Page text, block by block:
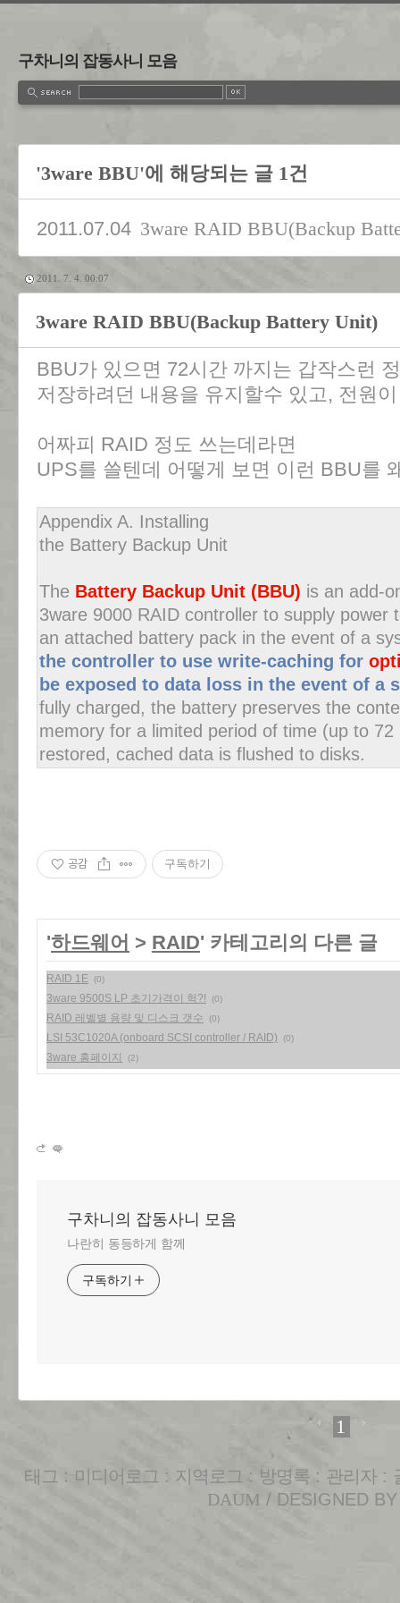
구차니의 잡동사니 모음
'3ware BBU'에 해당되는 글 1건
2011.07.04 3ware RAID BBU(Backup
2011. 7. 4. 00:07
3ware RAID BBU(Backup Battery Unit)
BBU가 있으면 72시간 까지는 갑작스런
저장하려던 내용을 유지할수 있고, 전원
어짜피 RAID 정도 쓰는데라면
UPS를 쓸텐데 어떻게 보면 이런 BBU를
Appendix A. Installing
the Battery Backup Unit
The Battery Backup Unit (BBU) is an add-
3ware 9000 RAID controller to supply power
an attached battery pack in the event of a
the controller to use write-caching for
be exposed to data loss in the event of a
fully charged, the battery preserves the
memory for a limited period of time (up to
restored, cached data is flushed to disks.
공감 구독하기
'하드웨어 > RAID' 카테고리의 다른 글
RAID 1E (0)
3ware 9500S LP 초기가격이 헉?! (0)
RAID 레벨별 용량 및 디스크 갯수 (0)
LSI 53C1020A (onboard SCSI controller / RAID) (0)
3ware 홈페이지 (2)
구차니의 잡동사니 모음
나란히 동등하게 함께
구독하기
1
태그 : 미디어로그 : 지역로그 : 방명록 : 관리자 :
DAUM / DESIGNED